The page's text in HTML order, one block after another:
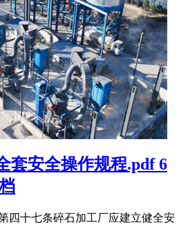
套安全操作规程.pdf 6
四十七条碎石加工厂应建立健全安